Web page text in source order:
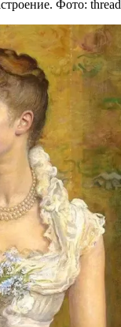
Фото: